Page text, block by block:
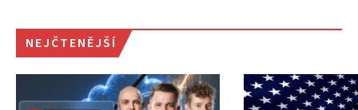
NEJČTENĚJŠÍ